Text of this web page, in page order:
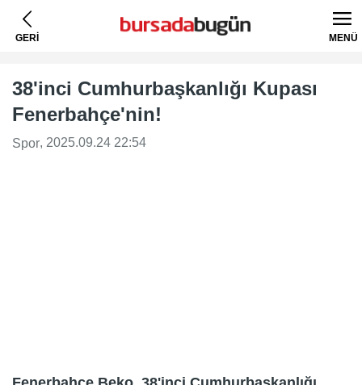
GERİ MENÜ
38'inci Cumhurbaşkanlığı Kupası
Fenerbahçe'nin!
Spor, 2025.09.24 22:54